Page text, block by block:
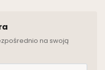
na swoją